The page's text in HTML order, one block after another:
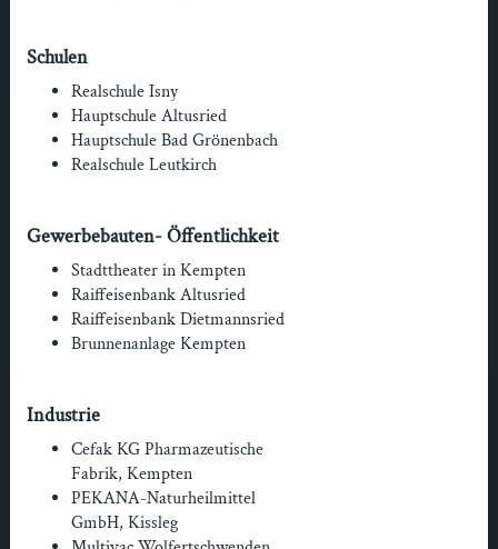
Schulen
Realschule Isny
Hauptschule Altusried
Hauptschule Bad Grönenbach
Realschule Leutkirch
Gewerbebauten- Öffentlichkeit
Stadttheater in Kempten
Raiffeisenbank Altusried
Raiffeisenbank Dietmannsried
Brunnenanlage Kempten
Industrie
Cefak KG Pharmazeutische
Fabrik, Kempten
PEKANA-Naturheilmittel
GmbH, Kissleg